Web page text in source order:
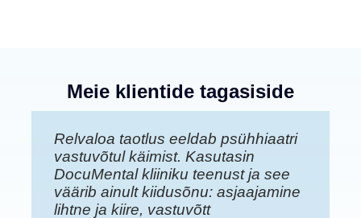
Meie klientide tagasiside
Relvaloa taotlus eeldab psühhiaatri
vastuvõtul käimist. Kasutasin
DocuMental kliiniku teenust ja see
väärib ainult kiidusõnu: asjaajamine
lihtne ja kiire, vastuvõtt
Oleme väga tänulikud DocuMental
Kliinikule professionaalse ja
pikaajalisele koostöö eest. Meie
noored on saanud kiirelt
asjatundlikku ja vajalikku
Helmes soovib olla oma inimeste
jaoks parim partner kasvuks, luues
soodsa keskkonna nii
professionaalseks kui ka
personaalseks kasvuks. Just